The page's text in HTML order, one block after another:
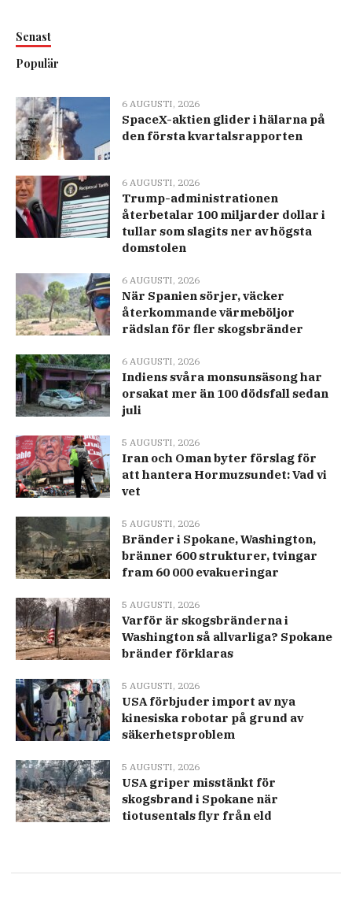
Senast
Populär
6 AUGUSTI, 2026
SpaceX-aktien glider i hälarna på
den första kvartalsrapporten
6 AUGUSTI, 2026
Trump-administrationen
återbetalar 100 miljarder dollar i
tullar som slagits ner av högsta
domstolen
6 AUGUSTI, 2026
När Spanien sörjer, väcker
återkommande värmeböljor
rädslan för fler skogsbränder
6 AUGUSTI, 2026
Indiens svåra monsunsäsong har
orsakat mer än 100 dödsfall sedan
juli
5 AUGUSTI, 2026
Iran och Oman byter förslag för
att hantera Hormuzsundet: Vad vi
vet
5 AUGUSTI, 2026
Bränder i Spokane, Washington,
bränner 600 strukturer, tvingar
fram 60 000 evakueringar
5 AUGUSTI, 2026
Varför är skogsbränderna i
Washington så allvarliga? Spokane
bränder förklaras
5 AUGUSTI, 2026
USA förbjuder import av nya
kinesiska robotar på grund av
säkerhetsproblem
5 AUGUSTI, 2026
USA griper misstänkt för
skogsbrand i Spokane när
tiotusentals flyr från eld